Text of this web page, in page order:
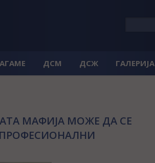
ДСМ ДСЖ ГАЛЕРИЈА
МАФИЈА МОЖЕ ДА СЕ